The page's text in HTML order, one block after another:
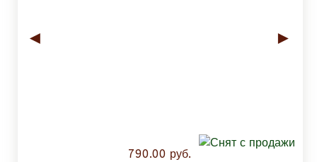
◄ ►
790.00 руб.